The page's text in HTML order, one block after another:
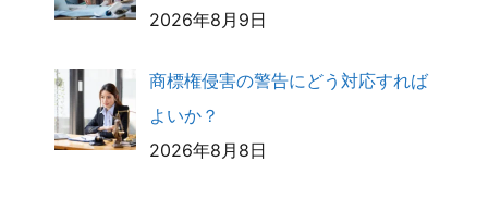
2026年8月9日
商標権侵害の警告にどう対応すれば
よいか？
2026年8月8日